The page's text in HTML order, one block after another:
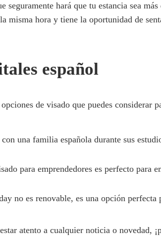
hará que tu estancia sea
misma hora y tiene la oportunidad de
español
de visado que puedes considerar
una familia española durante sus
para emprendedores es perfecto para
no es renovable, es una opción perfecta
atento a cualquier noticia o novedad,